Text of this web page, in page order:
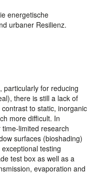
energetische
urbaner Resilienz.
particularly for reducing
there is still a lack of
to static, inorganic
more difficult. In
limited research
surfaces (bioshading)
testing
test box as well as a
evaporation and